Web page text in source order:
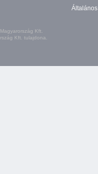
Kft.
Kft. tulajdona.